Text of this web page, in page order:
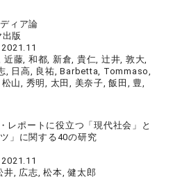
ィア論
版
2021.11
近藤, 和都, 新倉, 貴仁, 辻井, 敦大,
, 日高, 良祐, Barbetta, Tommaso,
山, 秀明, 太田, 美奈子, 飯田, 豊,
レポートに役立つ「現代社会」と
」に関する40の研究
2021.11
井, 広志, 松本, 健太郎